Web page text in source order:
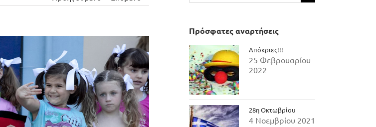
για:
Πρόσφατες αναρτήσεις
Απόκριες!!!
25 Φεβρουαρίου
2022
28η Οκτωβρίου
4 Νοεμβρίου 2021